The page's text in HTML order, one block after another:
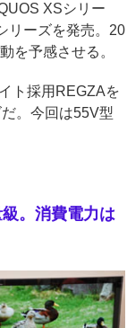
XSシリー
リーズを発売。20
を予感させる。
ト採用REGZAを
。今回は55V型
。消費電力は